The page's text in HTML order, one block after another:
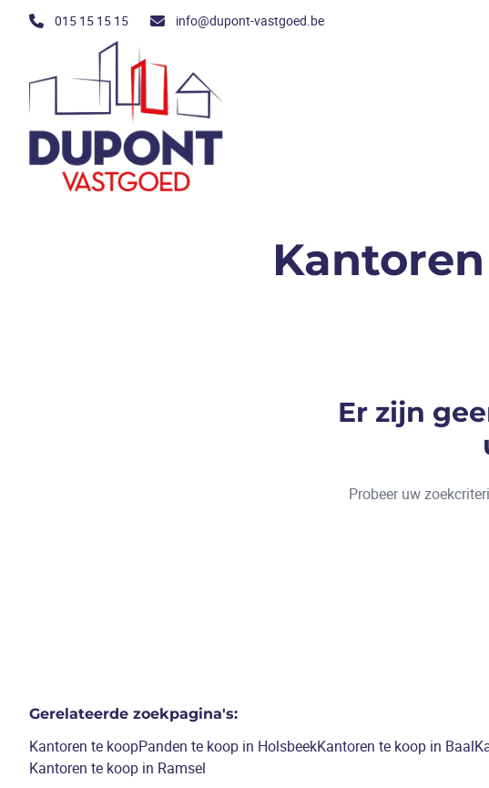
Ga naar hoofdinhoud
015 15 15 15 info@dupont-vastgoed.be
Er zijn
Probeer uw
Gerelateerde zoekpagina's:
Kantoren te koopPanden te koop in HolsbeekKantoren te koop in Baal
Kantoren te koop in Ramsel